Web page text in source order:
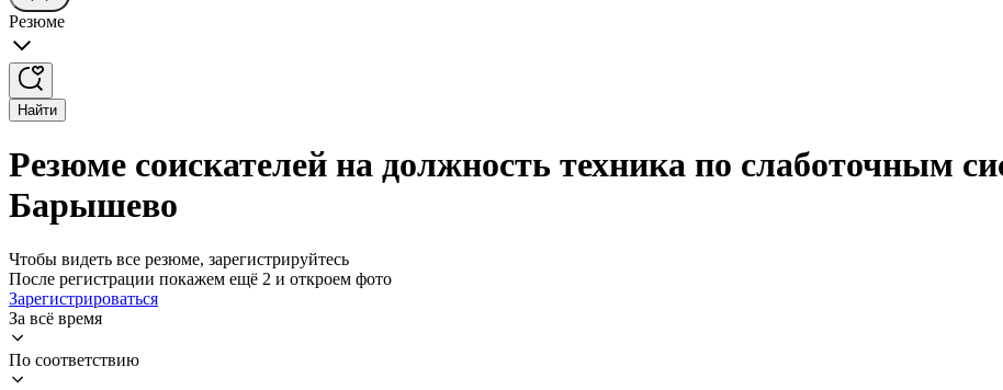
Резюме
Найти
Резюме соискателей на должность техника по слаботочным
Барышево
Чтобы видеть все резюме, зарегистрируйтесь
После регистрации покажем ещё 2 и откроем фото
Зарегистрироваться
За всё время
По соответствию